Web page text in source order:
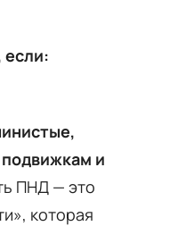
если:
и
ПНД — это
которая